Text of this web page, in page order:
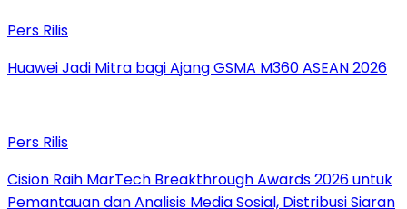
Pers Rilis
Huawei Jadi Mitra bagi Ajang GSMA M360 ASEAN 2026
Pers Rilis
Cision Raih MarTech Breakthrough Awards 2026 untuk
Pemantauan dan Analisis Media Sosial, Distribusi Siaran